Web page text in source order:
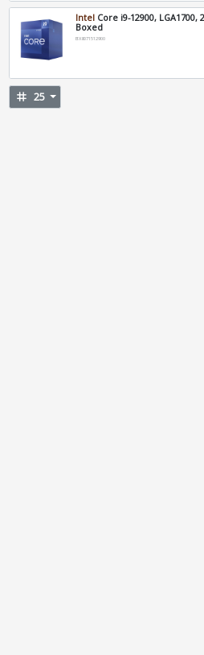
Intel Core i9-12900, LGA1700,
Boxed
BX8071512900
tag 25